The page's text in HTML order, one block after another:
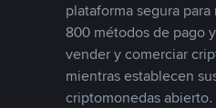
plataforma segura
800 métodos de pago
vender y comerciar
mientras establecen
criptomonedas abierto.